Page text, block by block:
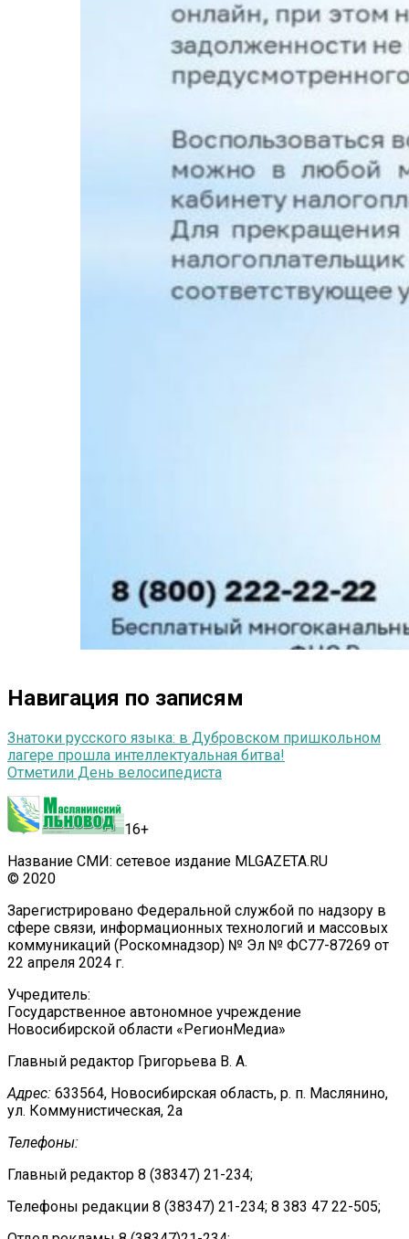
Навигация по записям
Знатоки русского языка: в Дубровском пришкольном
лагере прошла интеллектуальная битва!
Отметили День велосипедиста
16+
Название СМИ: сетевое издание MLGAZETA.RU
© 2020
Зарегистрировано Федеральной службой по надзору в
сфере связи, информационных технологий и массовых
коммуникаций (Роскомнадзор) № Эл № ФС77-87269 от
22 апреля 2024 г.
Учредитель:
Государственное автономное учреждение
Новосибирской области «РегионМедиа»
Главный редактор Григорьева В. А.
Адрес: 633564, Новосибирская область, р. п. Маслянино,
ул. Коммунистическая, 2а
Телефоны:
Главный редактор 8 (38347) 21-234;
Телефоны редакции 8 (38347) 21-234; 8 383 47 22-505;